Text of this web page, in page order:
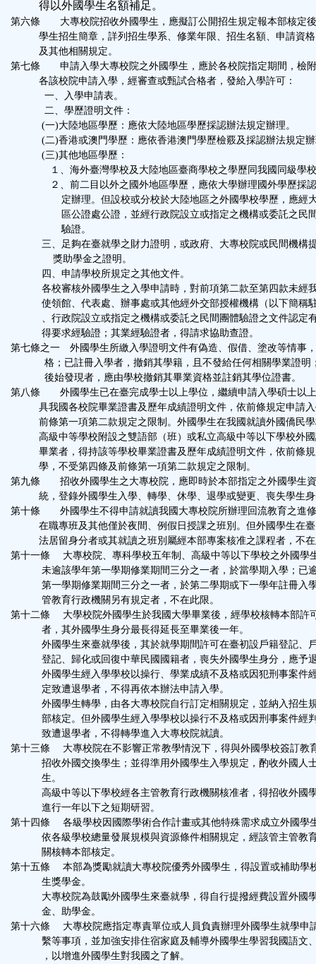
得以外國學生名額補足。
第六條 大專校院招收外國學生，應擬訂公開招生規定報本部核定
學生招生簡章，詳列招生學系、修業年限、招生名額、申請資格
及其他相關規定。
第七條 申請入學大專校院之外國學生，應於各校院指定期間，檢
各該校院申請入學，經審查或甄試合格者，發給入學許可：
一、入學申請表。
二、學歷證明文件：
(一)大陸地區學歷：應依大陸地區學歷採認辦法規定辦理。
(二)香港或澳門學歷：應依香港澳門學歷檢覈及採認辦法規定辦
(三)其他地區學歷：
１、海外臺灣學校及大陸地區臺商學校之學歷同我國同級學校
２、前二目以外之國外地區學歷，應依大學辦理國外學歷採認
定辦理。但設校或分校於大陸地區之外國學校學歷，應經
區公證處公證，並經行政院設立或指定之機構或委託之民
驗證。
三、足夠在臺就學之財力證明，或政府、大專校院或民間機構
獎助學金之證明。
四、申請學校所規定之其他文件。
各校審核外國學生之入學申請時，對前項第二款至第四款未經
使領館、代表處、辦事處或其他經外交部授權機構（以下簡稱
、行政院設立或指定之機構或委託之民間團體驗證之文件認定
得要求經驗證；其業經驗證者，得請求協助查證。
第七條之一 外國學生所繳入學證明文件有偽造、假借、塗改等情事
格；已註冊入學者，撤銷其學籍，且不發給任何相關學業證明
後始發現者，應由學校撤銷其畢業資格並註銷其學位證書。
第八條 外國學生已在臺完成學士以上學位，繼續申請入學碩士以
具我國各校院畢業證書及歷年成績證明文件，依前條規定申請入
前條第一項第二款規定之限制。外國學生在我國就讀外國僑民學
高級中等學校附設之雙語部（班）或私立高級中等以下學校外國
畢業者，得持該等學校畢業證書及歷年成績證明文件，依前條規
學，不受第四條及前條第一項第二款規定之限制。
第九條 招收外國學生之大專校院，應即時於本部指定之外國學生
統，登錄外國學生入學、轉學、休學、退學或變更、喪失學生身
第十條 外國學生不得申請就讀我國大專校院所辦理回流教育之進
在職專班及其他僅於夜間、例假日授課之班別。但外國學生在臺
法居留身分者或其就讀之班別屬經本部專案核准之課程者，不在
第十一條 大專校院、專科學校五年制、高級中等以下學校之外國學
未逾該學年第一學期修業期間三分之一者，於當學期入學；已
第一學期修業期間三分之一者，於第二學期或下一學年註冊入
管教育行政機關另有規定者，不在此限。
第十二條 大學校院外國學生於我國大學畢業後，經學校核轉本部許
者，其外國學生身分最長得延長至畢業後一年。
外國學生來臺就學後，其於就學期間許可在臺初設戶籍登記、
登記、歸化或回復中華民國國籍者，喪失外國學生身分，應予
外國學生經入學學校以操行、學業成績不及格或因犯刑事案件
定致遭退學者，不得再依本辦法申請入學。
外國學生轉學，由各大專校院自行訂定相關規定，並納入招生
部核定。但外國學生經入學學校以操行不及格或因刑事案件經
致遭退學者，不得轉學進入大專校院就讀。
第十三條 大專校院在不影響正常教學情況下，得與外國學校簽訂教
招收外國交換學生；並得準用外國學生入學規定，酌收外國人
生。
高級中等以下學校經各主管教育行政機關核准者，得招收外國
進行一年以下之短期研習。
第十四條 各級學校因國際學術合作計畫或其他特殊需求成立外國學
依各級學校總量發展規模與資源條件相關規定，經該管主管教
關核轉本部核定。
第十五條 本部為獎勵就讀大專校院優秀外國學生，得設置或補助學
生獎學金。
大專校院為鼓勵外國學生來臺就學，得自行提撥經費設置外國
金、助學金。
第十六條 大專校院應指定專責單位或人員負責辦理外國學生就學申
繫等事項，並加強安排住宿家庭及輔導外國學生學習我國語文
，以增進外國學生對我國之了解。